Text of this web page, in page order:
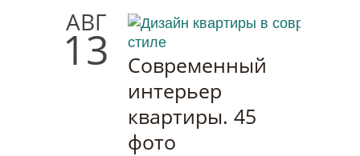
АВГ
13
Cовременный
интерьер
квартиры. 45
фото